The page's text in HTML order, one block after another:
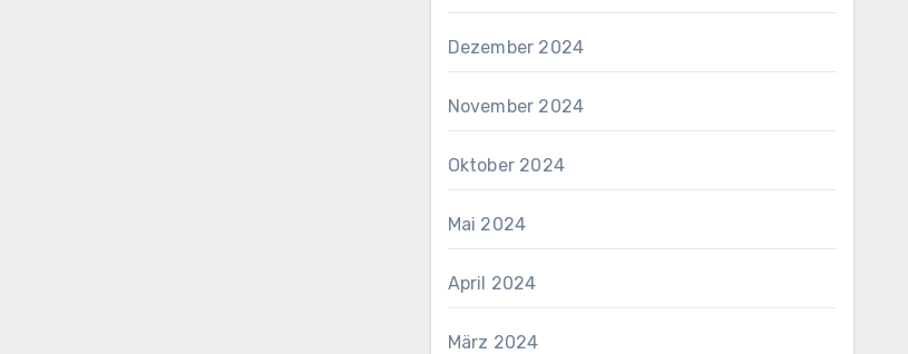
Dezember 2024
November 2024
Oktober 2024
Mai 2024
April 2024
März 2024